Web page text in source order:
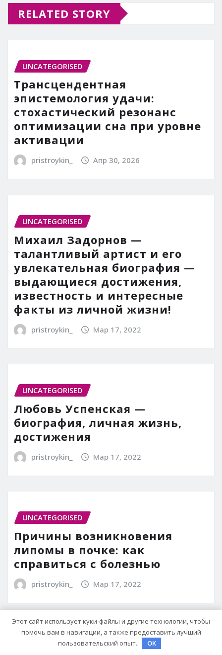
RELATED STORY
UNCATEGORISED
Трансцендентная
эпистемология удачи:
стохастический резонанс
оптимизации сна при уровне
активации
pristroykin_ Апр 30, 2026
UNCATEGORISED
Михаил Задорнов —
талантливый артист и его
увлекательная биография —
выдающиеся достижения,
известность и интересные
факты из личной жизни!
pristroykin_ Мар 17, 2022
UNCATEGORISED
Любовь Успенская —
биография, личная жизнь,
достижения
pristroykin_ Мар 17, 2022
UNCATEGORISED
Причины возникновения
липомы в почке: как
справиться с болезнью
pristroykin_ Мар 17, 2022
UNCATEGORISED
Этот сайт использует куки-файлы и другие технологии, чтобы
помочь вам в навигации, а также предоставить лучший
пользовательский опыт.
OK